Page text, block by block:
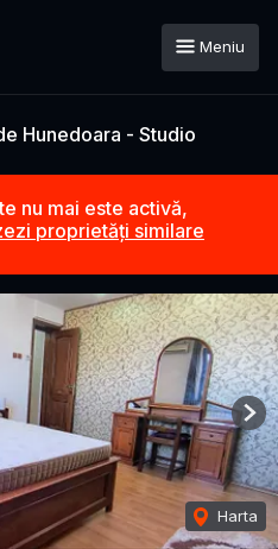
Meniu
Hunedoara - Studio
nu mai este activă,
proprietăți similare
Harta